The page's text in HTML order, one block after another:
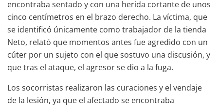
encontraba sentado y con una herida cortante de unos
cinco centímetros en el brazo derecho. La víctima, que
se identificó únicamente como trabajador de la tienda
Neto, relató que momentos antes fue agredido con un
cúter por un sujeto con el que sostuvo una discusión, y
que tras el ataque, el agresor se dio a la fuga.
Los socorristas realizaron las curaciones y el vendaje
de la lesión, ya que el afectado se encontraba